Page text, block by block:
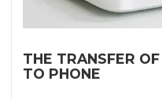
THE TRANSFER
TO PHONE